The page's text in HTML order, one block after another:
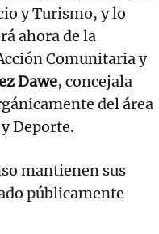
y Turismo, y lo
ahora de la
Comunitaria y
Dawe, concejala
del área
Deporte.
mantienen sus
públicamente